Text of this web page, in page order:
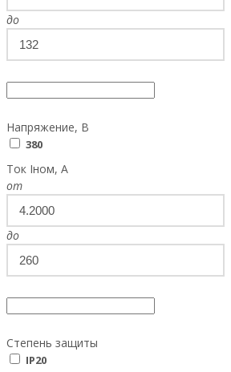
до
Напряжение, В
380
Ток Iном, А
от
до
Степень защиты
IP20